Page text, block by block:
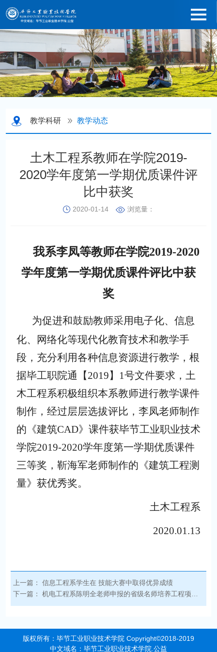
教学科研 教学动态
土木工程系教师在学院2019-
2020学年度第一学期优质课件评
比中获奖
2020-01-14 浏览量：
我系李凤等教师在学院2019-2020
学年度第一学期优质课件评比中获
奖
为促进和鼓励教师采用电子化、信息
化、网络化等现代化教育技术和教学手
段，充分利用各种信息资源进行教学，根
据毕工职院通【2019】1号文件要求，土
木工程系积极组织本系教师进行教学课件
制作，经过层层选拔评比，李凤老师制作
的《建筑CAD》课件获毕节工业职业技术
学院2019-2020学年度第一学期优质课件
三等奖，靳海军老师制作的《建筑工程测
量》获优秀奖。
土木工程系
2020.01.13
上一篇： 信息工程系学生在 技能大赛中取得优异成绩
下一篇： 机电工程系陈明全老师申报的省级名师培养工程项目建设通过评审验收
版权所有：毕节工业职业技术学院 Copyright©2018-2019
中文域名：毕节工业职业技术学院.公益